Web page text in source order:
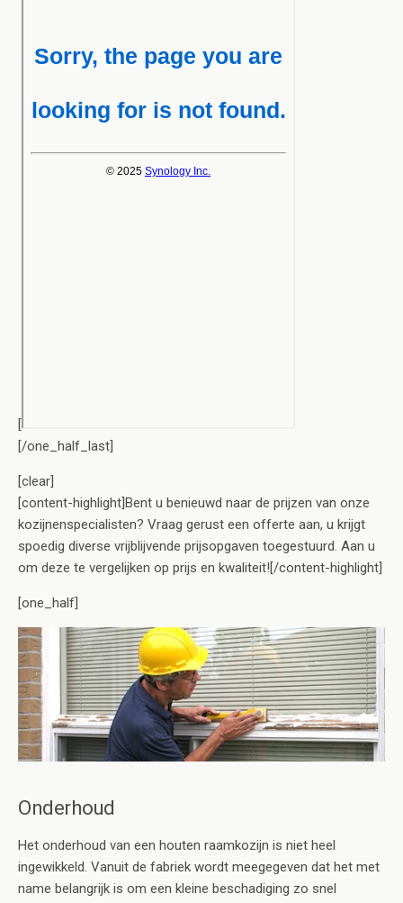
[
[/one_half_last]
[clear]
[content-highlight]Bent u benieuwd naar de prijzen van onze
kozijnenspecialisten? Vraag gerust een offerte aan, u krijgt
spoedig diverse vrijblijvende prijsopgaven toegestuurd. Aan u
om deze te vergelijken op prijs en kwaliteit![/content-highlight]
[one_half]
Onderhoud
Het onderhoud van een houten raamkozijn is niet heel
ingewikkeld. Vanuit de fabriek wordt meegegeven dat het met
name belangrijk is om een kleine beschadiging zo snel